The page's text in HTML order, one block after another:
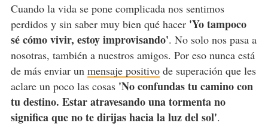
Cuando la vida se pone complicada nos sentimos
perdidos y sin saber muy bien qué hacer 'Yo tampoco
sé cómo vivir, estoy improvisando'. No solo nos pasa a
nosotras, también a nuestros amigos. Por eso nunca está
de más enviar un mensaje positivode superación que les
aclare un poco las cosas'No confundas tu camino con
tu destino. Estar atravesando una tormenta no
significa que no te dirijas hacia la luz del sol'.